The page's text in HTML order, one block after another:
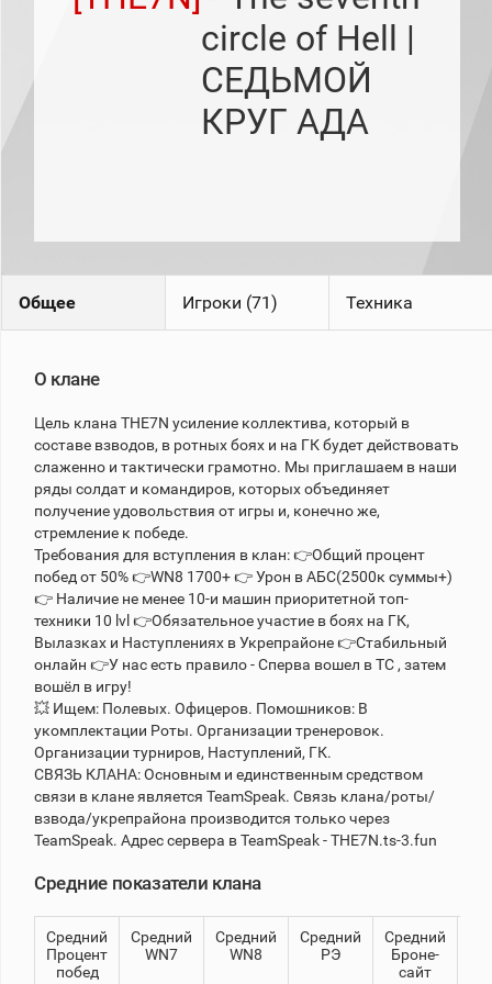
месяц)
Кланы
Статистика
стримеров
Онлайн
Цветовая
шкала
Теlegram
Портал
Мира
Танков
circle of Hell |
СЕДЬМОЙ
КРУГ АДА
Общее Игроки (71) Техника
О клане
Цель клана THE7N усиление коллектива, который в
составе взводов, в ротных боях и на ГК будет действовать
слаженно и тактически грамотно. Мы приглашаем в наши
ряды солдат и командиров, которых объединяет
получение удовольствия от игры и, конечно же,
стремление к победе.
Требования для вступления в клан: 👉Общий процент
побед от 50% 👉WN8 1700+ 👉 Урон в АБС(2500к суммы+)
👉 Наличие не менее 10-и машин приоритетной топ-
техники 10 lvl 👉Обязательное участие в боях на ГК,
Вылазках и Наступлениях в Укрепрайоне 👉Стабильный
онлайн 👉У нас есть правило - Cперва вошел в ТС , затем
вошёл в игру!
💥 Ищем: Полевых. Офицеров. Помошников: В
укомплектации Роты. Организации тренеровок.
Организации турниров, Наступлений, ГК.
СВЯЗЬ КЛАНА: Основным и единственным средством
связи в клане является TeamSpeak. Связь клана/роты/
взвода/укрепрайона производится только через
TeamSpeak. Адрес сервера в TeamSpeak - THE7N.ts-3.fun
Средние показатели клана
Средний
Процент
побед
Средний
WN7
Средний
WN8
Средний
РЭ
Средний
Броне-
сайт